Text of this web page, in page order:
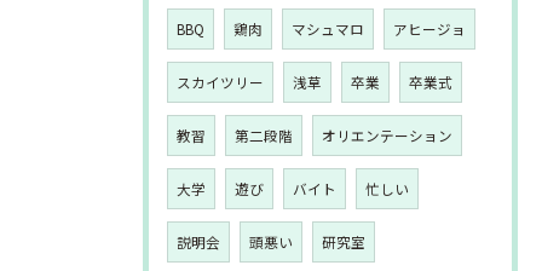
BBQ 鶏肉 マシュマロ アヒージョ
スカイツリー 浅草 卒業 卒業式
教習 第二段階 オリエンテーション
大学 遊び バイト 忙しい
説明会 頭悪い 研究室